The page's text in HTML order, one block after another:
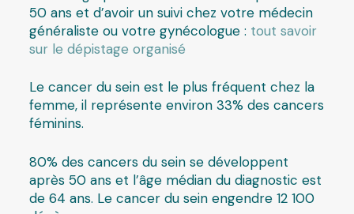
50 ans et d’avoir un suivi chez votre médecin
généraliste ou votre gynécologue : tout savoir
sur le dépistage organisé
Le cancer du sein est le plus fréquent chez la
femme, il représente environ 33% des cancers
féminins.
80% des cancers du sein se développent
après 50 ans et l’âge médian du diagnostic est
de 64 ans. Le cancer du sein engendre 12 100